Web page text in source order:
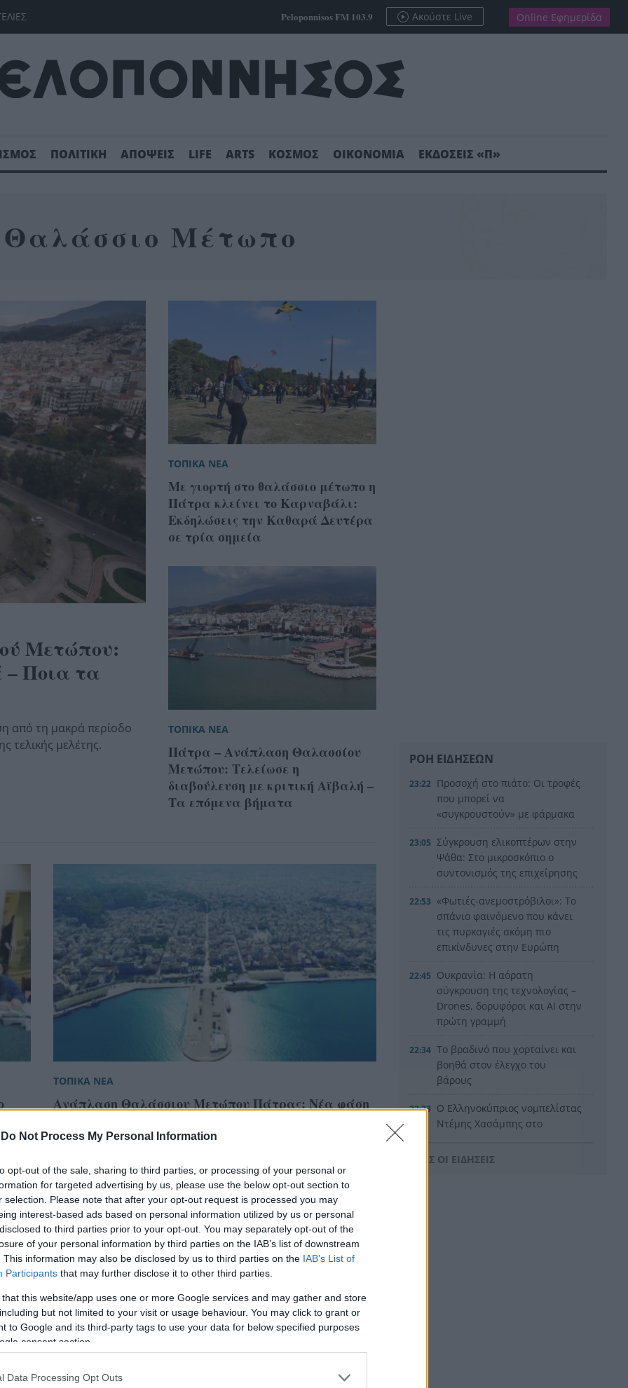
Do Not Process My Personal Information
opt-out of the sale, sharing to third parties, or processing of your personal or
for targeted advertising by us, please use the below opt-out section to
selection. Please note that after your opt-out request is processed you may
interest-based ads based on personal information utilized by us or personal
to third parties prior to your opt-out. You may separately opt-out of the
of your personal information by third parties on the IAB’s list of downstream
This information may also be disclosed by us to third parties on the IAB’s List of
Participants that may further disclose it to other third parties.
that this website/app uses one or more Google services and may gather and store
but not limited to your visit or usage behaviour. You may click to grant or
to Google and its third-party tags to use your data for below specified purposes
consent section.
Data Processing Opt Outs
Peloponnisos FM 103.9 Ακούστε Live Online Εφημερίδα
ΠΟΛΙΤΙΚΗ ΑΠΟΨΕΙΣ LIFE ARTS ΚΟΣΜΟΣ ΟΙΚΟΝΟΜΙΑ ΕΚΔΟΣΕΙΣ «Π»
Θαλάσσιο Μέτωπο
Μετώπου:
Ποια τα
από τη μακρά περίοδο
τελικής μελέτης.
ΤΟΠΙΚΑ ΝΕΑ
Με γιορτή στο θαλάσσιο μέτωπο η
Πάτρα κλείνει το Καρναβάλι:
Εκδηλώσεις την Καθαρά Δευτέρα
σε τρία σημεία
ΤΟΠΙΚΑ ΝΕΑ
Πάτρα – Ανάπλαση Θαλασσίου
Μετώπου: Τελείωσε η
διαβούλευση με κριτική Αϊβαλή –
Τα επόμενα βήματα
ΤΟΠΙΚΑ ΝΕΑ
Ανάπλαση Θαλάσσιου Μετώπου Πάτρας: Νέα φάση
θάλασσα
ΡΟΗ ΕΙΔΗΣΕΩΝ
23:22 Προσοχή στο πιάτο: Οι τροφές
που μπορεί να
«συγκρουστούν» με φάρμακα
23:05 Σύγκρουση ελικοπτέρων στην
Ψάθα: Στο μικροσκόπιο ο
συντονισμός της επιχείρησης
22:53 «Φωτιές-ανεμοστρόβιλοι»: Το
σπάνιο φαινόμενο που κάνει
τις πυρκαγιές ακόμη πιο
επικίνδυνες στην Ευρώπη
22:45 Ουκρανία: Η αόρατη
σύγκρουση της τεχνολογίας –
Drones, δορυφόροι και AI στην
πρώτη γραμμή
22:34 Το βραδινό που χορταίνει και
βοηθά στον έλεγχο του
βάρους
22:23 Ο Ελληνοκύπριος νομπελίστας
Ντέμης Χασάμπης στο
HELLENiQ ENERGY: Έως 25
ΟΛΕΣ ΟΙ ΕΙΔΗΣΕΙΣ